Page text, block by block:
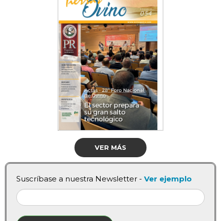
VER MÁS
Suscríbase a nuestra Newsletter - Ver ejemplo